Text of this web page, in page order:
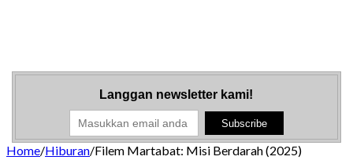
Langgan newsletter kami!
Home/Hiburan/Filem Martabat: Misi Berdarah (2025)